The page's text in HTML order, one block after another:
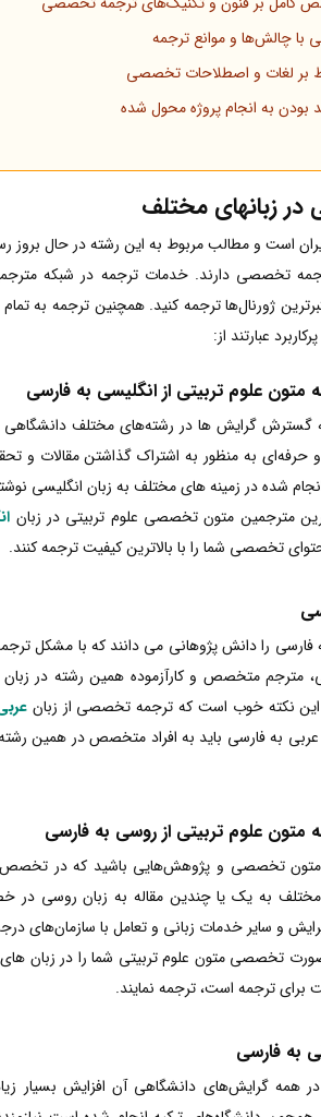
با چالش‌ها و موانع ترجمه
بر لغات و اصطلاحات تخصصی
بودن به انجام پروژه محول شده
در زبانهای مختلف
است و مطالب مربوط به این رشته در حال
تخصصی دارند. خدمات ترجمه در شبکه
ژورنال‌ها ترجمه کنید. همچنین ترجمه به تمام
عبارتند از:
متون علوم تربیتی از انگلیسی به فارسی
گسترش گرایش ها در رشته‌های مختلف
به منظور به اشتراک گذاشتن مقالات و
شده در زمینه های مختلف به زبان انگلیسی
مترجمین متون تخصصی علوم تربیتی در زبان
تخصصی شما را با بالاترین کیفیت ترجمه کنند.
را دانش پژوهانی می دانند که با مشکل
مترجم متخصص و کارآزموده همین رشته در
این نکته خوب است که ترجمه تخصصی از زبان
به فارسی باید به افراد متخصص در همین
متون علوم تربیتی از روسی به فارسی
متون تخصصی و پژوهش‌هایی باشید که در تخصص
به یک یا چندین مقاله به زبان روسی در
و سایر خدمات زبانی و تعامل با سازمان‌های
تخصصی متون علوم تربیتی شما را در زبان های
برای ترجمه است، ترجمه نمایند.
به فارسی
همه گرایش‌های دانشگاهی آن افزایش بسیار